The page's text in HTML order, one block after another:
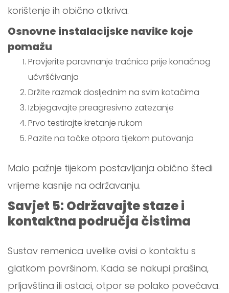
korištenje ih obično otkriva.
Osnovne instalacijske navike koje
pomažu
Provjerite poravnanje tračnica prije konačnog
učvršćivanja
Držite razmak dosljednim na svim kotačima
Izbjegavajte preagresivno zatezanje
Prvo testirajte kretanje rukom
Pazite na točke otpora tijekom putovanja
Malo pažnje tijekom postavljanja obično štedi
vrijeme kasnije na održavanju.
Savjet 5: Održavajte staze i
kontaktna područja čistima
Sustav remenica uvelike ovisi o kontaktu s
glatkom površinom. Kada se nakupi prašina,
prljavština ili ostaci, otpor se polako povećava.